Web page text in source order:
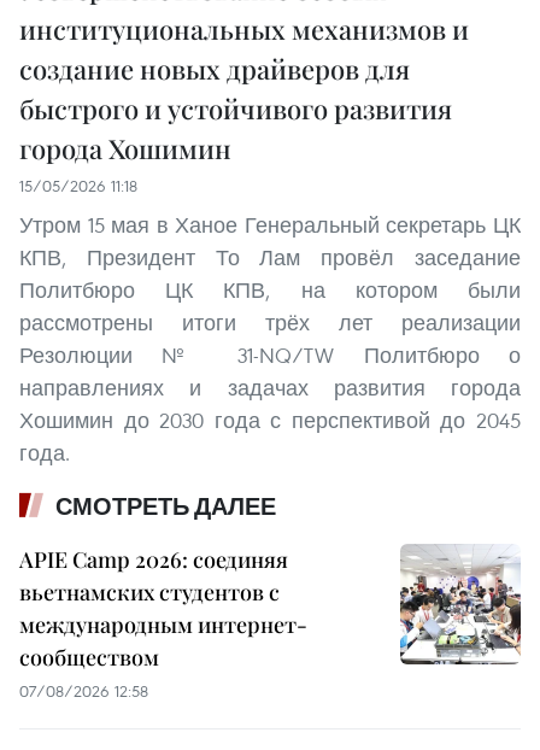
институциональных механизмов и
создание новых драйверов для
быстрого и устойчивого развития
города Хошимин
15/05/2026 11:18
Утром 15 мая в Ханое Генеральный секретарь ЦК
КПВ, Президент То Лам провёл заседание
Политбюро ЦК КПВ, на котором были
рассмотрены итоги трёх лет реализации
Резолюции № 31-NQ/TW Политбюро о
направлениях и задачах развития города
Хошимин до 2030 года с перспективой до 2045
года.
СМОТРЕТЬ ДАЛЕЕ
APIE Camp 2026: соединяя
вьетнамских студентов с
международным интернет-
сообществом
07/08/2026 12:58